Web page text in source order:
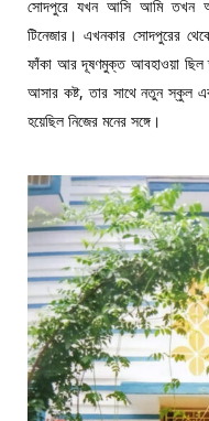
সোদপুরে যখন আসি আমি তখন
টিনেজার। এখনকার সোদপুরের
ফাঁকা আর দূষণমুক্ত আবহাওয়া
আসার কষ্ট, তার সাথে নতুন স্কুল
হয়েছিল নিজের মনের সঙ্গে।